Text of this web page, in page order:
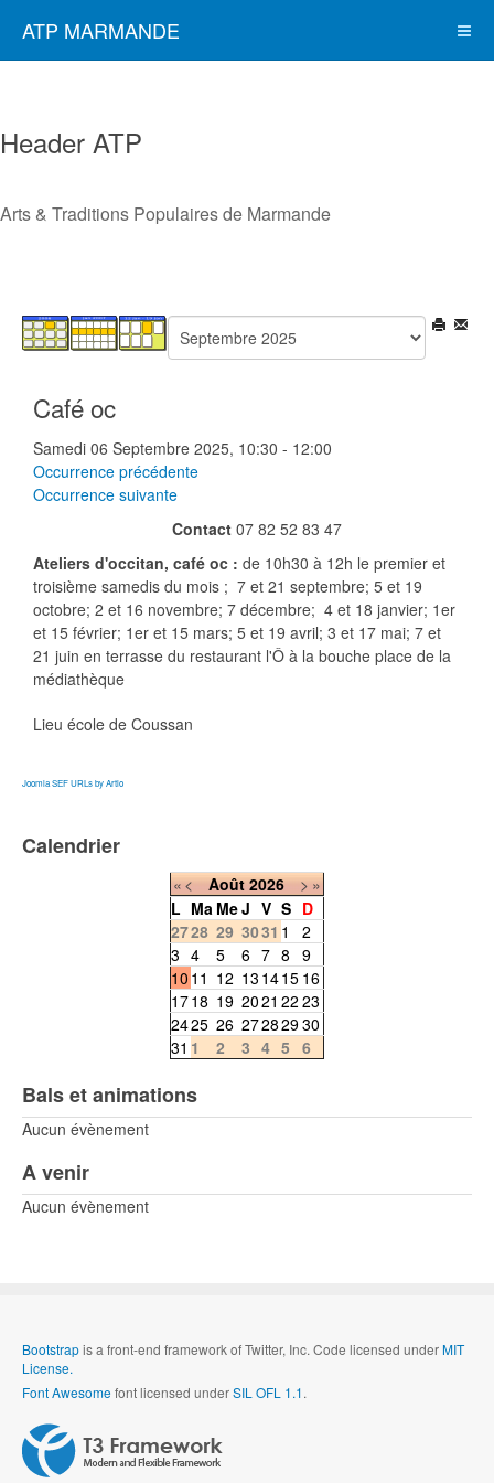
ATP MARMANDE
Header ATP
Arts & Traditions Populaires de Marmande
Café oc
Samedi 06 Septembre 2025, 10:30 - 12:00
Occurrence précédente
Occurrence suivante
Contact07 82 52 83 47
Ateliers d'occitan, café oc : de 10h30 à 12h le premier et
troisième samedis du mois ; 7 et 21 septembre; 5 et 19
octobre; 2 et 16 novembre; 7 décembre; 4 et 18 janvier; 1er
et 15 février; 1er et 15 mars; 5 et 19 avril; 3 et 17 mai; 7 et
21 juin en terrasse du restaurant l'Ô à la bouche place de la
médiathèque
Lieu école de Coussan
Joomla SEF URLs by Artio
Calendrier
«< Août 2026 >»
L Ma MeJ V S D
2728 29 3031 1
2
3 4 5 6 7 8 9
10 11 12 13 1415 16
1718 19 2021 22 23
2425 26 27282930
31 1 2 3 4 5 6
Bals et animations
Aucun évènement
A venir
Aucun évènement
Bootstrapis a front-end framework of Twitter, Inc. Code licensed underMIT
License.
Font Awesomefont licensed underSIL OFL 1.1.